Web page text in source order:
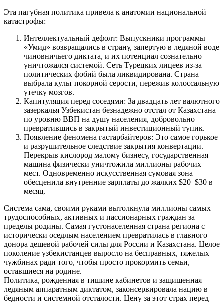
Эта пагубная политика привела к анатомии национальной
катастрофы:
Интеллектуальный дефолт: Выпускники программы
«Умид» возвращались в страну, запертую в ледяной воде
чиновничьего диктата, и их потенциал сознательно
уничтожался системой. Сеть Турецких лицеев из-за
политических фобий была ликвидирована. Страна
выбрала культ покорной серости, пережив колоссальную
утечку мозгов.
Капитуляция перед соседями: За двадцать лет валютного
зазеркалья Узбекистан безнадежно отстал от Казахстана
по уровню ВВП на душу населения, добровольно
превратившись в закрытый инвестиционный тупик.
Появление феномена гастарбайтеров: Это самое горькое
и разрушительное следствие закрытия конвертации.
Перекрыв кислород малому бизнесу, государственная
машина физически уничтожила миллионы рабочих
мест. Одновременно искусственная сумовая зона
обесценила внутренние зарплаты до жалких $20–$30 в
месяц.
Система сама, своими руками вытолкнула миллионы самых
трудоспособных, активных и пассионарных граждан за
пределы родины. Самая густонаселенная страна региона с
исторически оседлым населением превратилась в главного
донора дешевой рабочей силы для России и Казахстана. Целое
поколение узбекистанцев выросло на бесправных, тяжелых
чужбинах ради того, чтобы просто прокормить семьи,
оставшиеся на родине.
Политика, рожденная в тишине кабинетов и защищенная
ледяным аппаратным диктатом, законсервировала нацию в
бедности и системной отсталости. Цену за этот страх перед